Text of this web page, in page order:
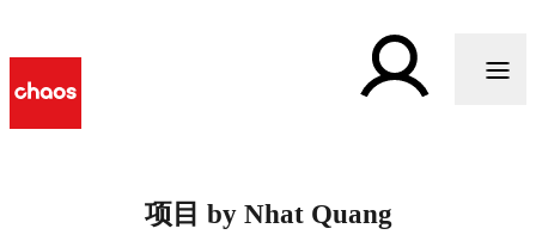
项目 by Nhat Quang